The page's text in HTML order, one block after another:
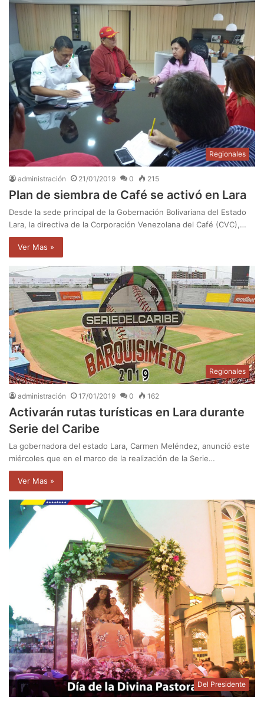
Regionales
administración 21/01/2019 0 215
Plan de siembra de Café se activó en Lara
Desde la sede principal de la Gobernación Bolivariana del Estado
Lara, la directiva de la Corporación Venezolana del Café (CVC),…
Ver Mas »
Regionales
administración 17/01/2019 0 162
Activarán rutas turísticas en Lara durante
Serie del Caribe
La gobernadora del estado Lara, Carmen Meléndez, anunció este
miércoles que en el marco de la realización de la Serie…
Ver Mas »
Del Presidente